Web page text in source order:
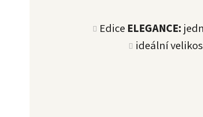
Edice ELEGANCE:
ideální